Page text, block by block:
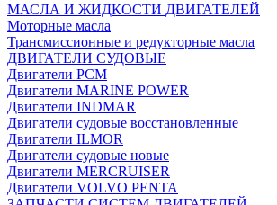
МАСЛА И ЖИДКОСТИ ДВИГАТЕЛЕЙ
Моторные масла
Трансмиссионные и редукторные масла
ДВИГАТЕЛИ СУДОВЫЕ
Двигатели PCM
Двигатели MARINE POWER
Двигатели INDMAR
Двигатели судовые восстановленные
Двигатели ILMOR
Двигатели судовые новые
Двигатели MERCRUISER
Двигатели VOLVO PENTA